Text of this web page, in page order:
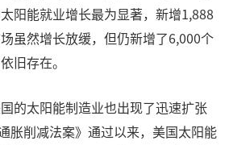
阳能就业增长最为显著，新增1,888
虽然增长放缓，但仍新增了6,000个
旧存在。
的太阳能制造业也出现了迅速扩张
胀削减法案》通过以来，美国太阳能